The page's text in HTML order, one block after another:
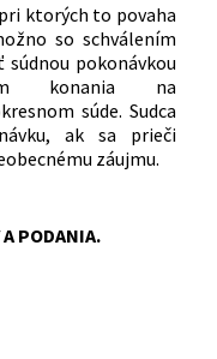
ktorých to povaha
so schválením
súdnou pokonávkou
konania na
súde. Sudca
ak sa prieči
záujmu.
A PODANIA.